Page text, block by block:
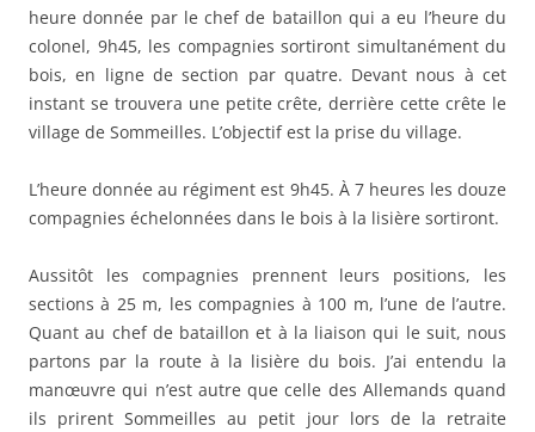
heure donnée par le chef de bataillon qui a eu l’heure du
colonel, 9h45, les compagnies sortiront simultanément du
bois, en ligne de section par quatre. Devant nous à cet
instant se trouvera une petite crête, derrière cette crête le
village de Sommeilles. L’objectif est la prise du village.
L’heure donnée au régiment est 9h45. À 7 heures les douze
compagnies échelonnées dans le bois à la lisière sortiront.
Aussitôt les compagnies prennent leurs positions, les
sections à 25 m, les compagnies à 100 m, l’une de l’autre.
Quant au chef de bataillon et à la liaison qui le suit, nous
partons par la route à la lisière du bois. J’ai entendu la
manœuvre qui n’est autre que celle des Allemands quand
ils prirent Sommeilles au petit jour lors de la retraite